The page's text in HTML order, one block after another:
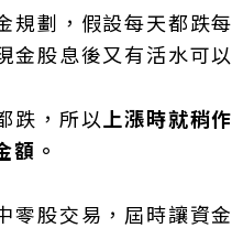
規劃，假設每天都跌
金股息後又有活水可
跌，所以上漲時就稍
額。
零股交易，屆時讓資